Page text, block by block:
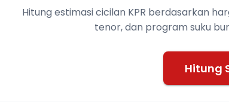
Hitung estimasi cicilan KPR berdasarkan
tenor, dan program suku
Hitung